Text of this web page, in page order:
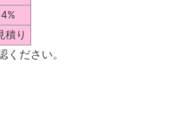
積り
ださい。